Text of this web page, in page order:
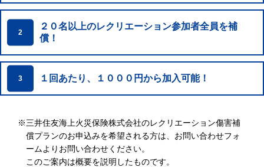
2
２０名以上のレクリエーション参加者全員を補
償！
3 １回あたり、１０００円から加入可能！
※三井住友海上火災保険株式会社のレクリエーション傷害補
償プランのお申込みを希望される方は、お問い合わせフォ
ームよりお問い合わせください。
このご案内は概要を説明したものです。